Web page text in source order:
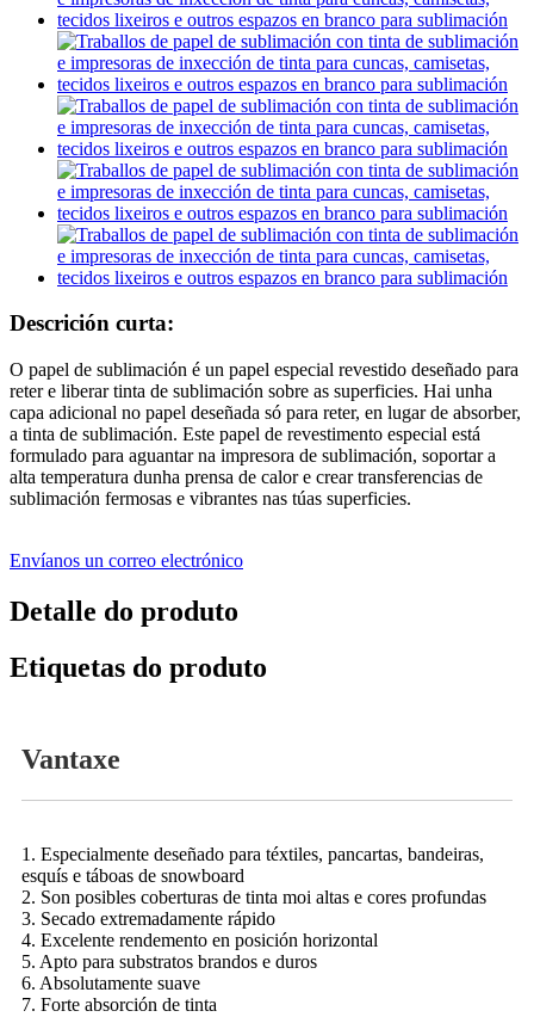
Descrición curta:
O papel de sublimación é un papel especial revestido deseñado para
reter e liberar tinta de sublimación sobre as superficies. Hai unha
capa adicional no papel deseñada só para reter, en lugar de absorber,
a tinta de sublimación. Este papel de revestimento especial está
formulado para aguantar na impresora de sublimación, soportar a
alta temperatura dunha prensa de calor e crear transferencias de
sublimación fermosas e vibrantes nas túas superficies.
Envíanos un correo electrónico
Detalle do produto
Etiquetas do produto
Vantaxe
1. Especialmente deseñado para téxtiles, pancartas, bandeiras,
esquís e táboas de snowboard
2. Son posibles coberturas de tinta moi altas e cores profundas
3. Secado extremadamente rápido
4. Excelente rendemento en posición horizontal
5. Apto para substratos brandos e duros
6. Absolutamente suave
7. Forte absorción de tinta